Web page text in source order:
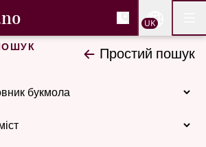
вмісту
, Cловник букмола та
нюношка
UK
Простий пошук